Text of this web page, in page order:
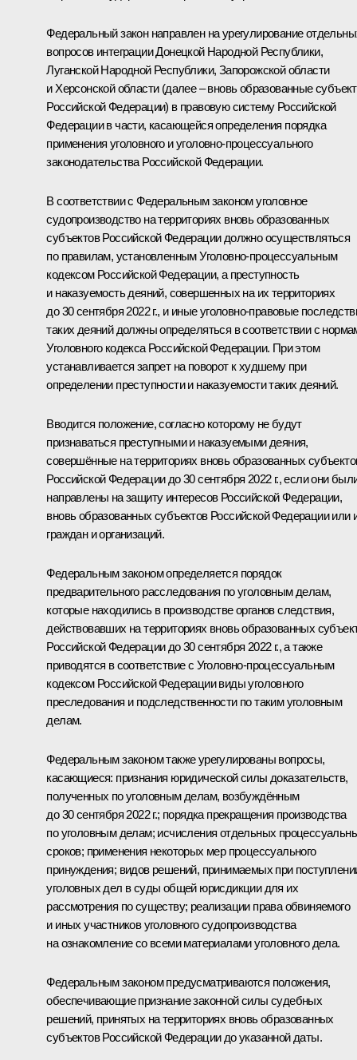
Федеральный закон направлен на урегулирование
вопросов интеграции Донецкой Народной Республики,
Луганской Народной Республики, Запорожской области
и Херсонской области (далее – вновь образованные
Российской Федерации) в правовую систему Российской
Федерации в части, касающейся определения порядка
применения уголовного и уголовно-процессуального
законодательства Российской Федерации.
В соответствии с Федеральным законом уголовное
судопроизводство на территориях вновь образованных
субъектов Российской Федерации должно осуществляться
по правилам, установленным Уголовно-процессуальным
кодексом Российской Федерации, а преступность
и наказуемость деяний, совершенных на их территориях
до 30 сентября 2022 г., и иные уголовно-правовые
таких деяний должны определяться в соответствии с
Уголовного кодекса Российской Федерации. При этом
устанавливается запрет на поворот к худшему при
определении преступности и наказуемости таких деяний.
Вводится положение, согласно которому не будут
признаваться преступными и наказуемыми деяния,
совершённые на территориях вновь образованных
Российской Федерации до 30 сентября 2022 г., если они
направлены на защиту интересов Российской Федерации,
вновь образованных субъектов Российской Федерации или
граждан и организаций.
Федеральным законом определяется порядок
предварительного расследования по уголовным делам,
которые находились в производстве органов следствия,
действовавших на территориях вновь образованных
Российской Федерации до 30 сентября 2022 г., а также
приводятся в соответствие с Уголовно­-процессуальным
кодексом Российской Федерации виды уголовного
преследования и подследственности по таким уголовным
делам.
Федеральным законом также урегулированы вопросы,
касающиеся: признания юридической силы доказательств,
полученных по уголовным делам, возбуждённым
до 30 сентября 2022 г.; порядка прекращения производства
по уголовным делам; исчисления отдельных
сроков; применения некоторых мер процессуального
принуждения; видов решений, принимаемых при
уголовных дел в суды общей юрисдикции для их
рассмотрения по существу; реализации права обвиняемого
и иных участников уголовного судопроизводства
на ознакомление со всеми материалами уголовного дела.
Федеральным законом предусматриваются положения,
обеспечивающие признание законной силы судебных
решений, принятых на территориях вновь образованных
субъектов Российской Федерации до указанной даты.